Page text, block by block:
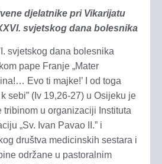
djelatnike pri Vikarijatu
svjetskog dana bolesnika
svjetskog dana bolesnika
pape Franje „Mater
Evo ti majke!’ I od toga
sebi” (Iv 19,26-27) u Osijeku je
tribinom u organizaciji Instituta
„Sv. Ivan Pavao II.” i
društva medicinskih sestara i
održane u pastoralnim